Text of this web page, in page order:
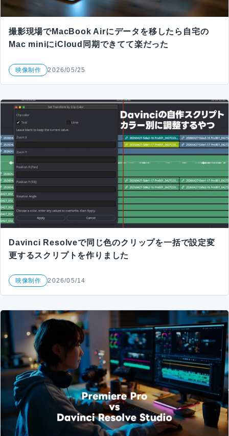
撮影現場でMacBook Airにデータを移したら自宅の
Mac miniにiCloud同期できてて楽だった
映像制作 2026/05/25
Davinci Resolveで同じ色のクリップを一括で設定変
更するスクリプトを作りました
映像制作 2026/05/14